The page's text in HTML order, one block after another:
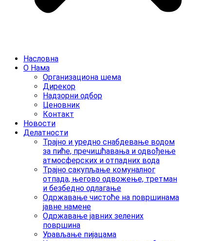
Насловна
О Нама
Организациона шема
Дирекор
Надзорни одбор
Ценовник
Контакт
Новости
Делатности
Трајно и уредно снабдевање водом
за пиће, пречишћавања и одвођење
атмосферских и отпадних вода
Трајно сакупљање комуналног
отпада, његово одвожење, третман
и безбедно одлагање
Одржавање чистоће на површинама
јавне намене
Одржавање јавних зелених
површина
Урављање пијацама